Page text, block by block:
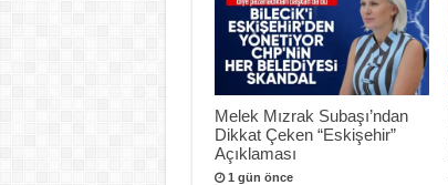
Melek Mızrak Subaşı’ndan
Dikkat Çeken “Eskişehir”
Açıklaması
1 gün önce